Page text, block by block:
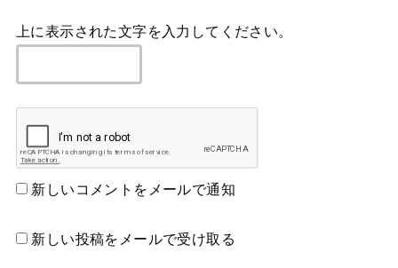
上に表示された文字を入力してください。
新しいコメントをメールで通知
新しい投稿をメールで受け取る